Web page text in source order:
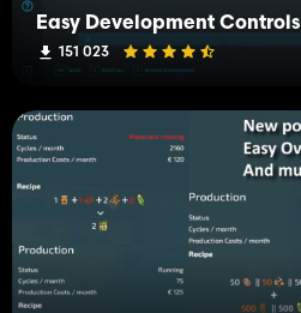
Easy Development Controls
151 023